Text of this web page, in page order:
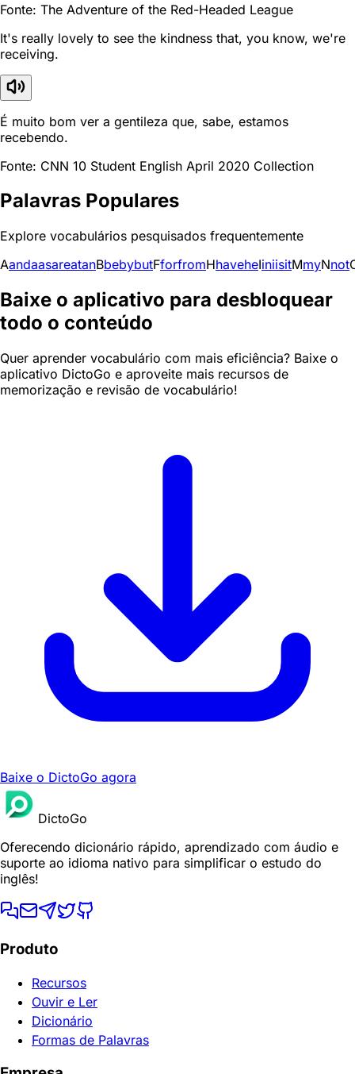
Fonte: The Adventure of the Red-Headed League
It's really lovely to see the kindness that, you know, we're
receiving.
É muito bom ver a gentileza que, sabe, estamos
recebendo.
Fonte: CNN 10 Student English April 2020 Collection
Palavras Populares
Explore vocabulários pesquisados frequentemente
AandaasareatanBbebybutFforfromHhaveheIiniisitMmyNnot
Baixe o aplicativo para desbloquear
todo o conteúdo
Quer aprender vocabulário com mais eficiência? Baixe o
aplicativo DictoGo e aproveite mais recursos de
memorização e revisão de vocabulário!
Baixe o DictoGo agora
DictoGo
Oferecendo dicionário rápido, aprendizado com áudio e
suporte ao idioma nativo para simplificar o estudo do
inglês!
Produto
Recursos
Ouvir e Ler
Dicionário
Formas de Palavras